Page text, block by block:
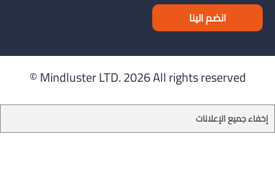
انضم الينا
Mindluster LTD.2026 All rights reserved ©
إخفاء جميع الإعلانات